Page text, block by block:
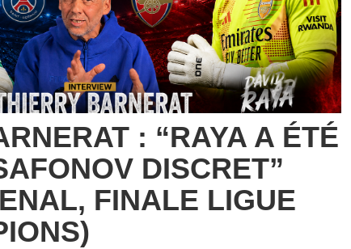
: “RAYA A ÉTÉ
DISCRET”
FINALE LIGUE